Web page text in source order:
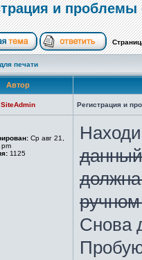
и
печати
Автор
SiteAdmin Регистрация и
Ср авг 21,
1125
Снова